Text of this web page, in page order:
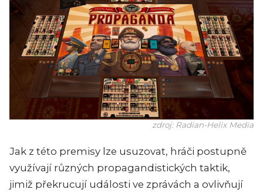
zdroj: Radian-Helix Media
Jak z této premisy lze usuzovat, hráči postupně
využívají různých propagandistických taktik,
jimiž překrucují události ve zprávách a ovlivňují